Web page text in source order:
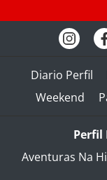
Diario Perfil
Weekend
Perfil
Aventuras Na